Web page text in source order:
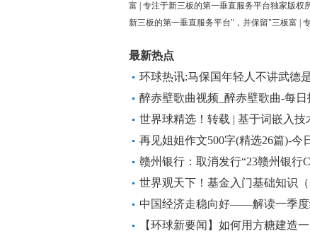
富 | 专注于新三板的第一垂直服务平台独家版
新三板的第一垂直服务平台"，并保留"三板富 |
最新热点
环球热讯:马保国年轻人不讲武德
国年轻人不讲武德什么意思）
醉赤壁歌曲视频_醉赤壁歌曲-每日
世界球精选！转载 | 基于词嵌入
再见姐姐作文500字(精选26篇)-今
赣州银行：取消发行“23赣州银行
世界观天下！基金入门基础知识（
中国经济走稳向好——解读一季度
【环球新要闻】如何用方糖建造